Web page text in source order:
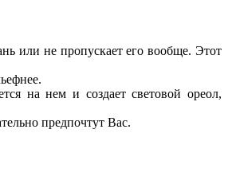
или не пропускает его вообще. Этот
на нем и создает световой ореол,
предпочтут Вас.